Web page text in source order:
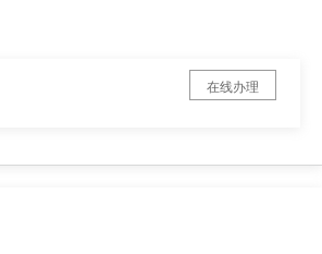
在线办理